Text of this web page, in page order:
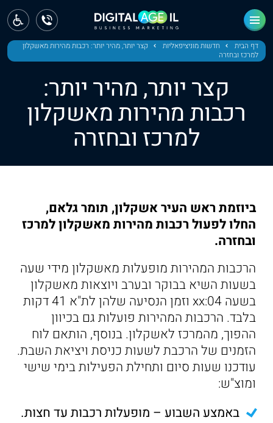
דף הבית חדשות מוניציפאליות
קצר יותר, מהיר יותר: רכבות מהירות מאשקלון
למרכז ובחזרה
קצר יותר, מהיר יותר:
רכבות מהירות מאשקלון
למרכז ובחזרה
ביוזמת ראש העיר אשקלון, תומר גלאם,
החלו לפעול רכבות מהירות מאשקלון למרכז
ובחזרה.
הרכבות המהירות מופעלות מאשקלון מידי שעה
בשעות השיא בבוקר ובערב ויוצאות מאשקלון
בשעה xx:04 וזמן הנסיעה שלהן לת"א 41 דקות
בלבד. הרכבות המהירות פועלות גם בכיוון
ההפוך, מהמרכז לאשקלון. בנוסף, הותאם לוח
הזמנים של הרכבת לשעות כניסת ויציאת השבת.
עודכנו שעות סיום ותחילת הפעילות בימי שישי
ומוצ"ש:
באמצע השבוע – מופעלות רכבות עד חצות.
ראשי
חדשות
מחוז חיפה
מחוז מרכז
תל אביב